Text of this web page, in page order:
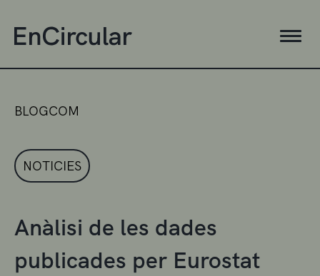
BLOGCOM
NOTICIES
Anàlisi de les dades
publicades per Eurostat